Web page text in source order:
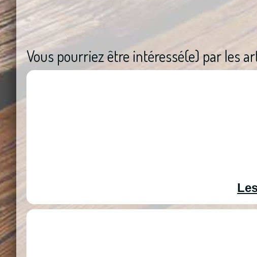
Vous pourriez être intéressé(e) par les